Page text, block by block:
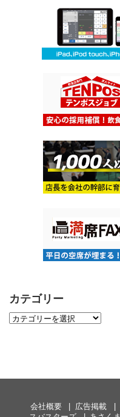
カテゴリー
会社概要 広告掲載